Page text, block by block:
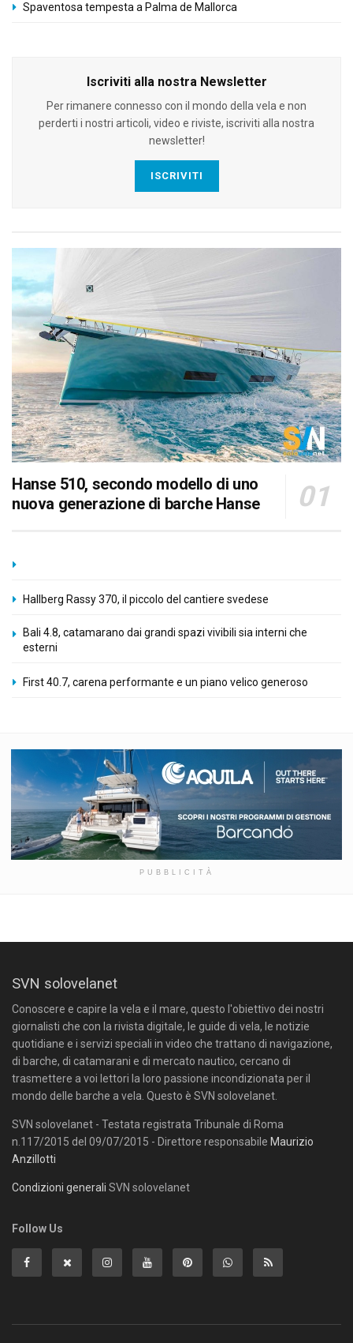
Spaventosa tempesta a Palma de Mallorca
Iscriviti alla nostra Newsletter
Per rimanere connesso con il mondo della vela e non
perderti i nostri articoli, video e riviste, iscriviti alla nostra
newsletter!
ISCRIVITI
Hanse 510, secondo modello di uno
nuova generazione di barche Hanse
Hallberg Rassy 370, il piccolo del cantiere svedese
Bali 4.8, catamarano dai grandi spazi vivibili sia interni che
esterni
First 40.7, carena performante e un piano velico generoso
PUBBLICITÀ
SVN solovelanet
Conoscere e capire la vela e il mare, questo l'obiettivo dei nostri
giornalisti che con la rivista digitale, le guide di vela, le notizie
quotidiane e i servizi speciali in video che trattano di navigazione,
di barche, di catamarani e di mercato nautico, cercano di
trasmettere a voi lettori la loro passione incondizionata per il
mondo delle barche a vela. Questo è SVN solovelanet.
SVN solovelanet - Testata registrata Tribunale di Roma
n.117/2015 del 09/07/2015 - Direttore responsabile Maurizio
Anzillotti
Condizioni generali SVN solovelanet
Follow Us